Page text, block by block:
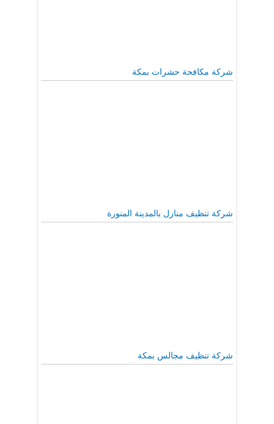
شركة مكافحة حشرات بمكة
شركة تنظيف منازل بالمدينة المنورة
شركة تنظيف مجالس بمكة